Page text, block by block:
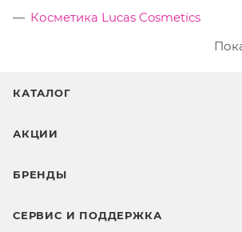
Косметика Lucas Cosmetics
КАТАЛОГ
АКЦИИ
БРЕНДЫ
СЕРВИС И ПОДДЕРЖКА